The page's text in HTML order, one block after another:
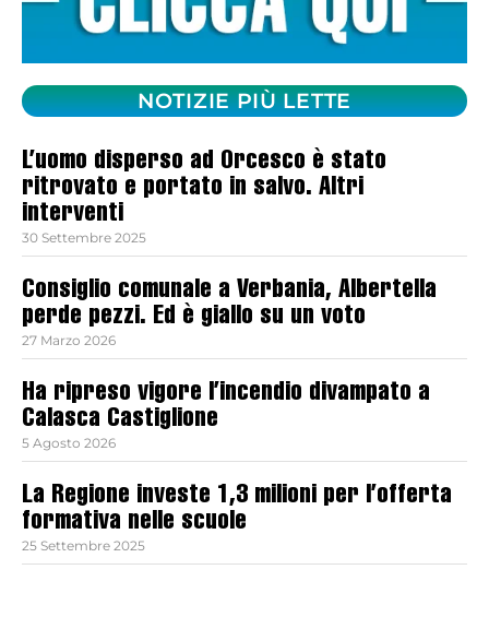
NOTIZIE PIÙ LETTE
L’uomo disperso ad Orcesco è stato
ritrovato e portato in salvo. Altri
interventi
30 Settembre 2025
Consiglio comunale a Verbania, Albertella
perde pezzi. Ed è giallo su un voto
27 Marzo 2026
Ha ripreso vigore l’incendio divampato a
Calasca Castiglione
5 Agosto 2026
La Regione investe 1,3 milioni per l’offerta
formativa nelle scuole
25 Settembre 2025